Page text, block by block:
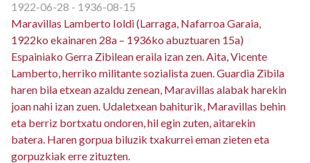
1922-06-28 - 1936-08-15
Maravillas Lamberto Ioldi (Larraga, Nafarroa Garaia,
1922ko ekainaren 28a – 1936ko abuztuaren 15a)
Espainiako Gerra Zibilean eraila izan zen. Aita, Vicente
Lamberto, herriko militante sozialista zuen. Guardia Zibila
haren bila etxean azaldu zenean, Maravillas alabak harekin
joan nahi izan zuen. Udaletxean bahiturik, Maravillas behin
eta berriz bortxatu ondoren, hil egin zuten, aitarekin
batera. Haren gorpua biluzik txakurrei eman zieten eta
gorpuzkiak erre zituzten.